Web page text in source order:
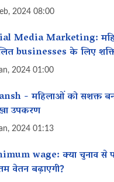
2024 08:00
Media Marketing:
businesses के लिए
2024 01:00
- महिलाओं को सशक्त
उपकरण
2024 01:13
wage: क्या चुनाव से
वेतन‌ बढ़ाएगी?